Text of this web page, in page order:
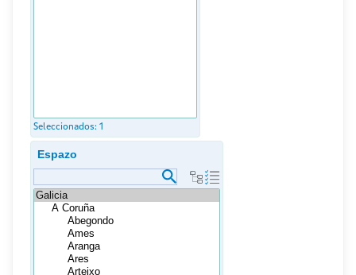
Seleccionados: 1
Espazo